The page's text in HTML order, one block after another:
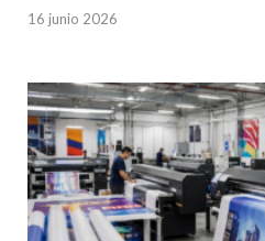
16 junio 2026